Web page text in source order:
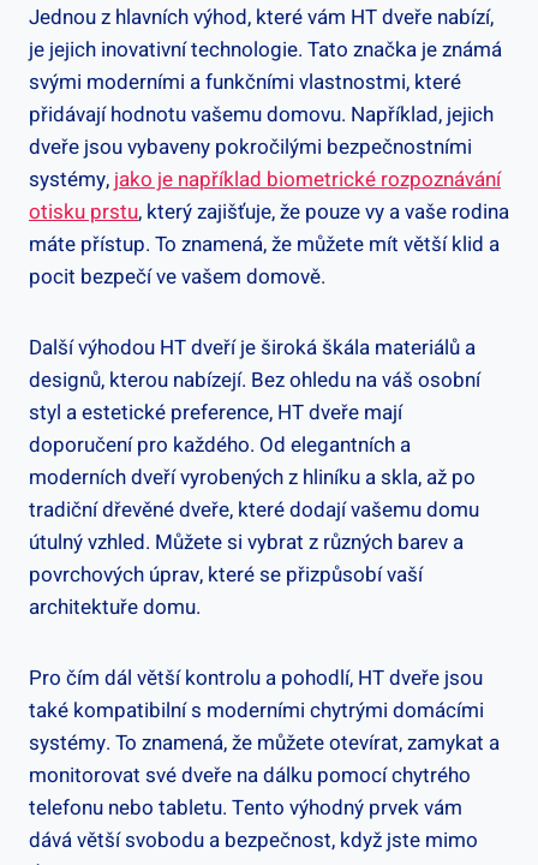
Jednou z hlavních výhod, které vám HT dveře nabízí,
je jejich inovativní technologie. Tato značka je známá
svými moderními a funkčními vlastnostmi, které
přidávají hodnotu vašemu domovu. Například, jejich
dveře jsou vybaveny pokročilými bezpečnostními
systémy, jako je například biometrické rozpoznávání
otisku prstu, který zajišťuje, že pouze vy a vaše rodina
máte přístup. To znamená, že můžete mít větší klid a
pocit bezpečí ve vašem domově.
Další výhodou HT dveří je široká škála materiálů a
designů, kterou nabízejí. Bez ohledu na váš osobní
styl a estetické preference, HT dveře mají
doporučení pro každého. Od elegantních a
moderních dveří vyrobených z hliníku a skla, až po
tradiční dřevěné dveře, které dodají vašemu domu
útulný vzhled. Můžete si vybrat z různých barev a
povrchových úprav, které se přizpůsobí vaší
architektuře domu.
Pro čím dál větší kontrolu a pohodlí, HT dveře jsou
také kompatibilní s moderními chytrými domácími
systémy. To znamená, že můžete otevírat, zamykat a
monitorovat své dveře na dálku pomocí chytrého
telefonu nebo tabletu. Tento výhodný prvek vám
dává větší svobodu a bezpečnost, když jste mimo